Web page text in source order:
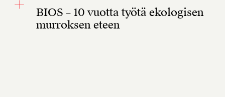
BIOS – 10 vuotta työtä ekologisen
murroksen eteen